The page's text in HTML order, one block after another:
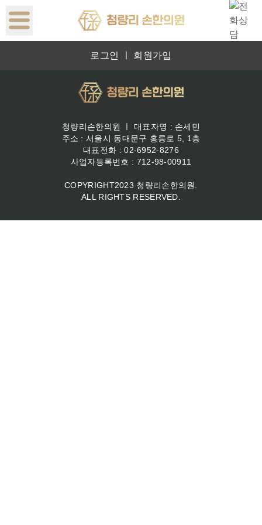
로그인 회원가입
청량리손한의원 ㅣ 대표자명 : 손세민
주소 : 서울시 동대문구 홍릉로 5, 1층
대표전화 : 02-6952-8276
사업자등록번호 : 712-98-00911
COPYRIGHT2023 청량리손한의원.
ALL RIGHTS RESERVED.